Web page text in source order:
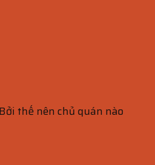
thế nên chủ quán nào